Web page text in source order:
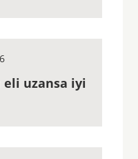
eli uzansa iyi